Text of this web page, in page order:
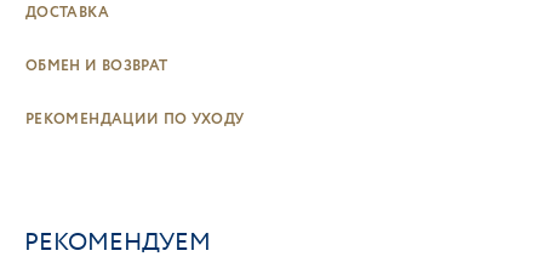
ДОСТАВКА
ОБМЕН И ВОЗВРАТ
РЕКОМЕНДАЦИИ ПО УХОДУ
РЕКОМЕНДУЕМ